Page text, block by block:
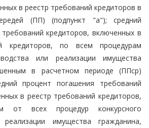
в реестр требований кредиторов в
(ПП) (подпункт "а"); средний
кредиторов, включенных в
кредиторов, по всем процедурам
или реализации имущества
в расчетном периоде (ППср)
процент погашения требований
в реестр требований кредиторов,
от всех процедур конкурсного
имущества гражданина,